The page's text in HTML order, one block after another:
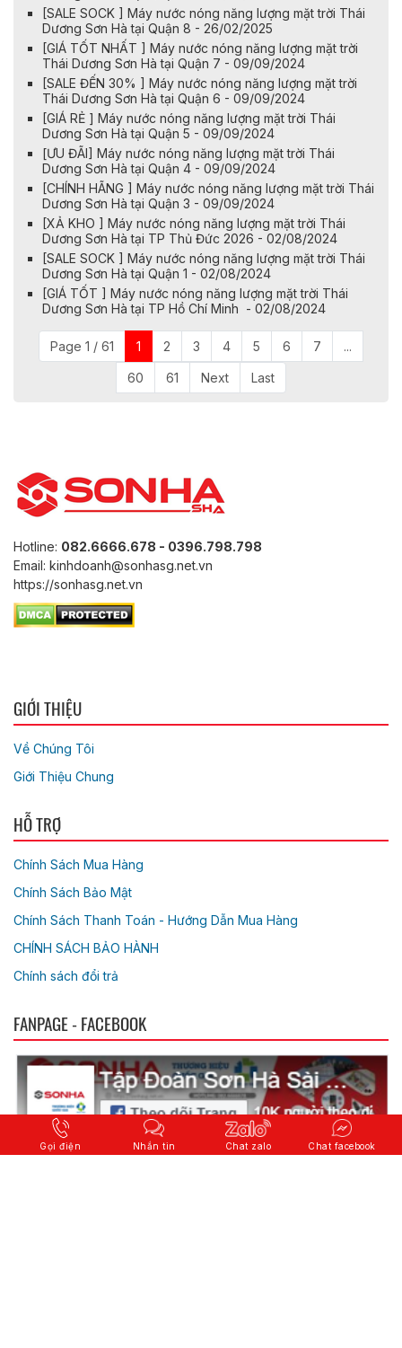
[SALE SOCK ] Máy nước nóng năng lượng mặt trời Thái
Dương Sơn Hà tại Quận 8 - 26/02/2025
[GIÁ TỐT NHẤT ] Máy nước nóng năng lượng mặt trời
Thái Dương Sơn Hà tại Quận 7 - 09/09/2024
[SALE ĐẾN 30% ] Máy nước nóng năng lượng mặt trời
Thái Dương Sơn Hà tại Quận 6 - 09/09/2024
[GIÁ RẺ ] Máy nước nóng năng lượng mặt trời Thái
Dương Sơn Hà tại Quận 5 - 09/09/2024
[ƯU ĐÃI] Máy nước nóng năng lượng mặt trời Thái
Dương Sơn Hà tại Quận 4 - 09/09/2024
[CHÍNH HÃNG ] Máy nước nóng năng lượng mặt trời Thái
Dương Sơn Hà tại Quận 3 - 09/09/2024
[XẢ KHO ] Máy nước nóng năng lượng mặt trời Thái
Dương Sơn Hà tại TP Thủ Đức 2026 - 02/08/2024
[SALE SOCK ] Máy nước nóng năng lượng mặt trời Thái
Dương Sơn Hà tại Quận 1 - 02/08/2024
[GIÁ TỐT ] Máy nước nóng năng lượng mặt trời Thái
Dương Sơn Hà tại TP Hồ Chí Minh - 02/08/2024
Page 1 / 61 1 2 3 4 5 6 7 ...
60 61 Next Last
Hotline: 082.6666.678 - 0396.798.798
Email: kinhdoanh@sonhasg.net.vn
https://sonhasg.net.vn
GIỚI THIỆU
Về Chúng Tôi
Giới Thiệu Chung
HỖ TRỢ
Chính Sách Mua Hàng
Chính Sách Bảo Mật
Chính Sách Thanh Toán - Hướng Dẫn Mua Hàng
CHÍNH SÁCH BẢO HÀNH
Chính sách đổi trả
FANPAGE - FACEBOOK
Gọi điện Nhắn tin Chat zalo Chat facebook